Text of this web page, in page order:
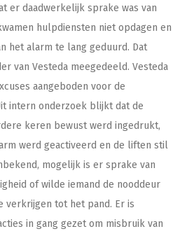
er daadwerkelijk sprake was van
hulpdiensten niet opdagen en
het alarm te lang geduurd. Dat
van Vesteda meegedeeld. Vesteda
aangeboden voor de
intern onderzoek blijkt dat de
keren bewust werd ingedrukt,
werd geactiveerd en de liften stil
mogelijk is er sprake van
of wilde iemand de nooddeur
verkrijgen tot het pand. Er is
in gang gezet om misbruik van